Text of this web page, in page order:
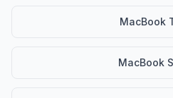
MacBook
MacBook